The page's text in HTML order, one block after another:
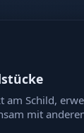
am Schild,
mit